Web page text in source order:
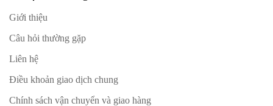
Giới thiệu
Câu hỏi thường gặp
Liên hệ
Điều khoản giao dịch chung
Chính sách vận chuyển và giao hàng